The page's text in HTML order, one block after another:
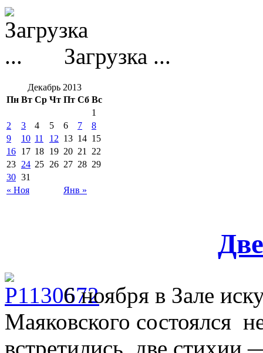
Загрузка ...
Декабрь 2013
Пн Вт Ср Чт Пт Сб Вс
« Ноя Янв »
1
2
3 4 5 6 7
8
9
10 11 12 13 14 15
16 17 18 19 20 21
22
23 24 25 26 27 28 29
30 31
6 ноября в Зале
Маяковского состоялся
встретились две стихии